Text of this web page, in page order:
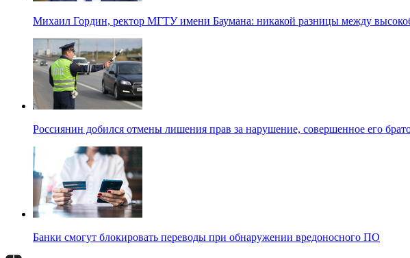
Михаил Гордин, ректор МГТУ имени Баумана: никакой разницы между
Россиянин добился отмены лишения прав за нарушение, совершенное его
Банки смогут блокировать переводы при обнаружении вредоносного ПО